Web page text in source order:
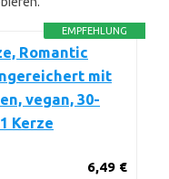
EMPFEHLUNG
Romantic
mit
vegan, 30-
Kerze
6,49 €